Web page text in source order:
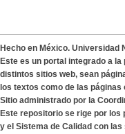
Hecho en México. Universidad
Este es un portal integrado a
distintos sitios web, sean
los textos como de las
Sitio administrado por la
Este repositorio se rige por
y el Sistema de Calidad con